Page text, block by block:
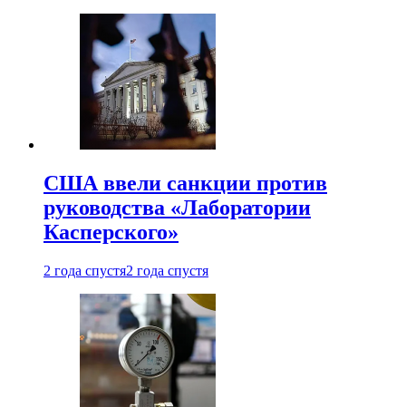
США ввели санкции против
руководства «Лаборатории
Касперского»
2 года спустя2 года спустя